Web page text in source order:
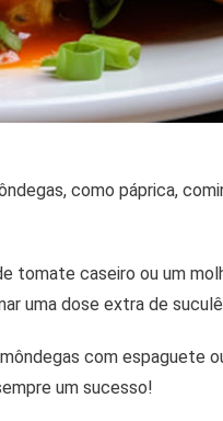
como páprica,
tomate caseiro ou um
uma dose extra de
com espaguete
um sucesso!